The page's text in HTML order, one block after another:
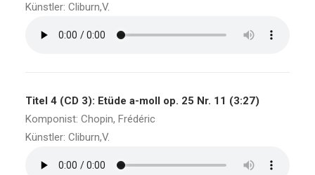
Künstler: Cliburn,V.
Titel 4 (CD 3): Etüde a-moll op. 25 Nr. 11 (3:27)
Komponist: Chopin, Frédéric
Künstler: Cliburn,V.